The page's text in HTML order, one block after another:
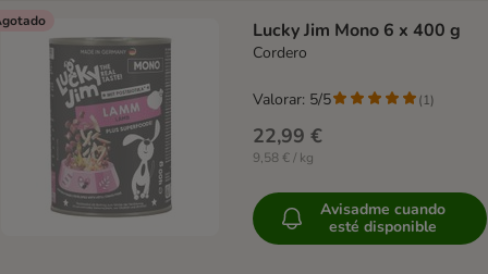
Lucky Jim Mono 6 x 400 g
Cordero
22,99 €
9,58 € / kg
Valorar: 5/5 (1)
Avisadme cuando
esté disponible